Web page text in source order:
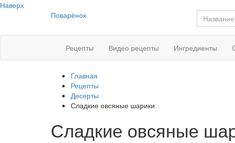
Наверх
Поварёнок
Рецепты Видео рецепты Ингредиенты
Главная
Рецепты
Десерты
Сладкие овсяные шарики
Сладкие овсяные